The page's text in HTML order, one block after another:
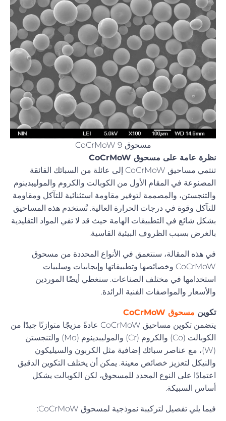
مسحوق CoCrMoW 9
نظرة عامة على مسحوق CoCrMoW
تنتمي مساحيق CoCrMoW إلى عائلة من السبائك الفائقة
المصنوعة في المقام الأول من الكوبالت والكروم والموليبدينوم
والتنجستن، والمصممة لتوفير مقاومة استثنائية للتآكل ومقاومة
للتآكل وقوة في درجات الحرارة العالية. تُستخدم هذه المساحيق
بشكل شائع في التطبيقات الهامة حيث قد لا تفي المواد التقليدية
بالغرض بسبب الظروف البيئية القاسية.
في هذه المقالة، سنتعمق في الأنواع المحددة من مسحوق
CoCrMoW وخصائصها وتطبيقاتها وإيجابيات وسلبيات
استخدامها في مختلف الصناعات. سنغطي أيضًا الموردين
والأسعار والمواصفات الفنية الرائدة.
تكوين مسحوق CoCrMoW
يتضمن تكوين مساحيق CoCrMoW عادةً مزيجًا متوازنًا جيدًا من
الكوبالت (Co) والكروم (Cr) والموليبدينوم (Mo) والتنجستن
(W)، مع عناصر سبائك إضافية مثل الكربون والسيليكون
والنيكل لتعزيز خصائص معينة. يمكن أن يختلف التكوين الدقيق
اعتمادًا على النوع المحدد للمسحوق، لكن الكوبالت يشكل
أساس السبيكة.
فيما يلي تفصيل لتركيبة نموذجية لمسحوق CoCrMoW: